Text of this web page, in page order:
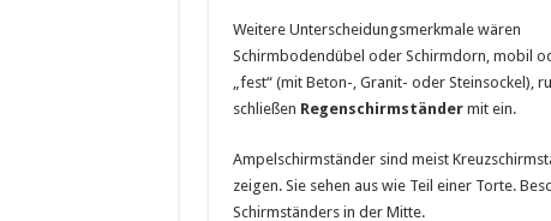
Weitere Unterscheidungsmerkmale wären
Schirmbodendübel oder Schirmdorn, mobil
„fest“ (mit Beton-, Granit- oder
schließen Regenschirmständermit ein.
Ampelschirmständer sind meist
zeigen. Sie sehen aus wie Teil einer Torte.
Schirmständers in der Mitte.